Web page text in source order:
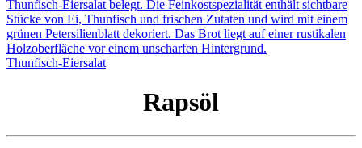
Thunfisch-Eiersalat
Rapsöl